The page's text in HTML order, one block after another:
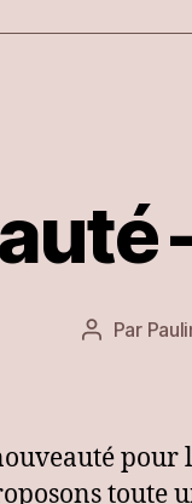
Auteur
Par
pour
toute